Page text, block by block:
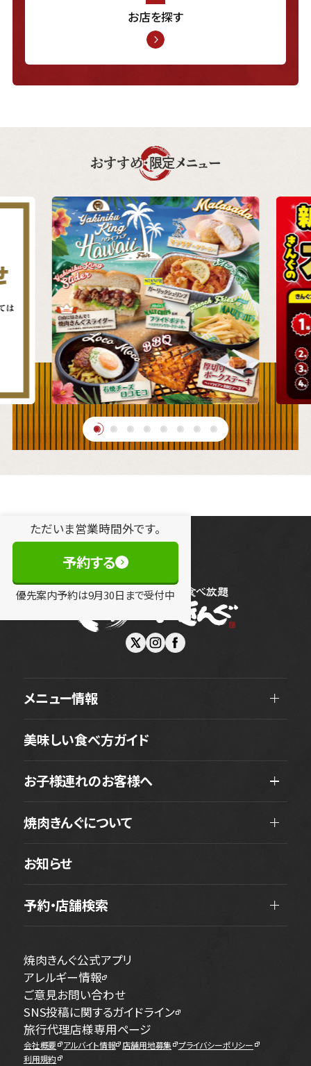
お店を探す
おすすめ・限定メニュー
ただいま営業時間外です。
予約する
優先案内予約は9月30日 まで受付中
メニュー情報
美味しい食べ方ガイド
お子様連れのお客様へ
焼肉きんぐについて
お知らせ
予約・店舗検索
焼肉きんぐ公式アプリ
アレルギー情報
ご意見お問い合わせ
SNS投稿に関するガイドライン
旅行代理店様専用ページ
会社概要 アルバイト情報 店舗用地募集
プライバシーポリシー
利用規約